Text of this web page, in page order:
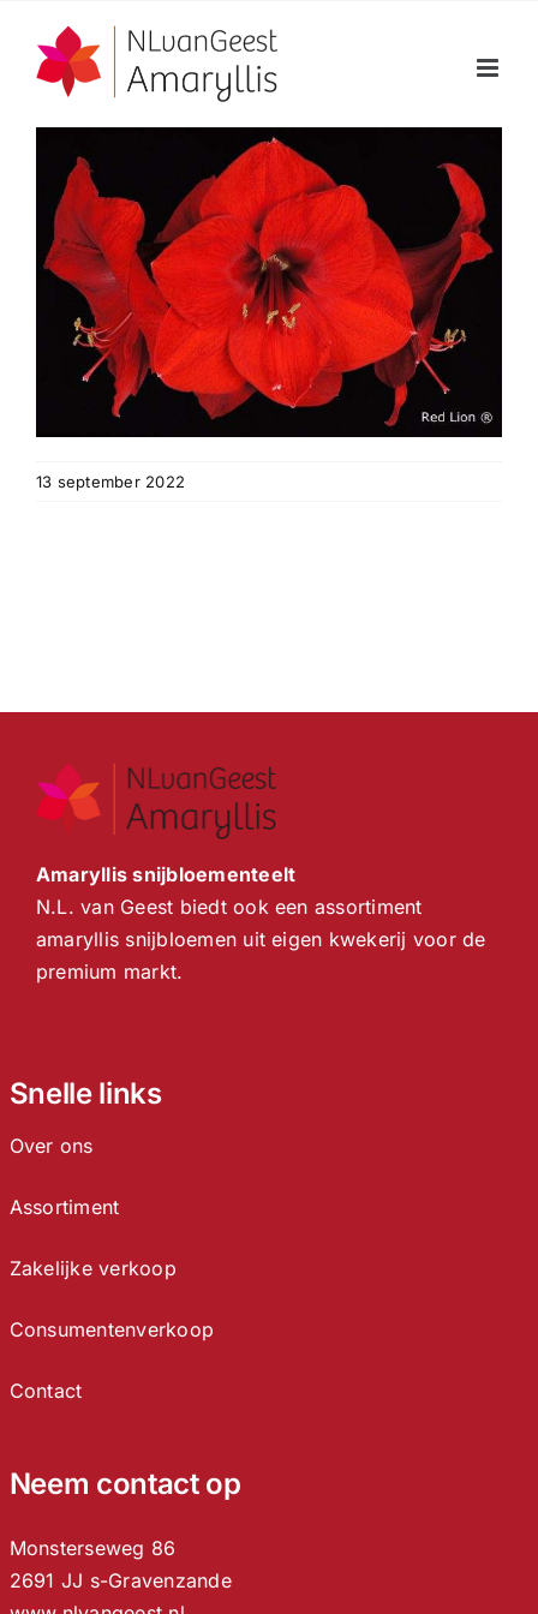
naar
inhoud
13 september 2022
Amaryllis snijbloementeelt
N.L. van Geest biedt ook een assortiment
amaryllis snijbloemen uit eigen kwekerij voor de
premium markt.
Snelle links
Over ons
Assortiment
Zakelijke verkoop
Consumentenverkoop
Contact
Neem contact op
Monsterseweg 86
2691 JJ s-Gravenzande